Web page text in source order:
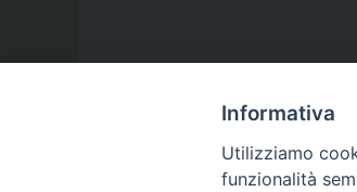
Informativa
Utilizziamo
funzionalità